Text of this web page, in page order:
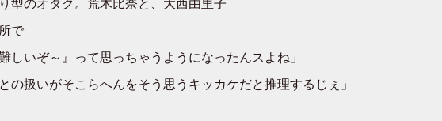
型のオタク。荒木比奈と、大西由里子
で
しいぞ～』って思っちゃうようになったんスよね」
の扱いがそこらへんをそう思うキッカケだと推理するじぇ」